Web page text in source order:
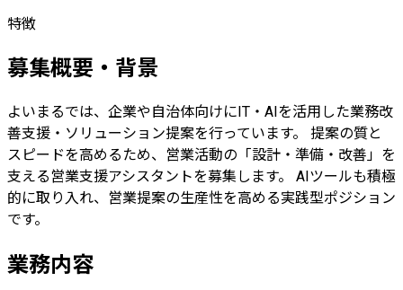
特徴
募集概要・背景
よいまるでは、企業や自治体向けにIT・AIを活用した業務改
善支援・ソリューション提案を行っています。 提案の質と
スピードを高めるため、営業活動の「設計・準備・改善」を
支える営業支援アシスタントを募集します。 AIツールも積極
的に取り入れ、営業提案の生産性を高める実践型ポジション
です。
業務内容